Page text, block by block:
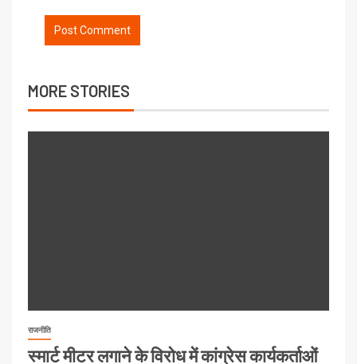
MORE STORIES
राजनीति
स्मार्ट मीटर लगाने के विरोध में कांग्रेस कार्यकर्ताओं